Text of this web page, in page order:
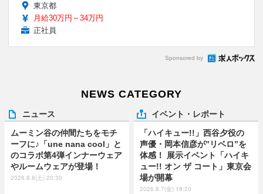
東京都
月給30万円～34万円
正社員
Sponsored by
NEWS CATEGORY
ニュース
ムーミン谷の仲間たちをモチ
ーフに♪「une nana cool」と
のコラボ第4弾インナーウェア
やルームウェアが登場！
2026.8.8(土) 20:30
イベント・レポート
「ハイキュー!!」西谷夕役の
声優・岡本信彦が”リベロ”を
体感！ 展示イベント「ハイキ
ュー!! オン ザ コート」東京会
場が開幕
2026.8.7(金) 18:20